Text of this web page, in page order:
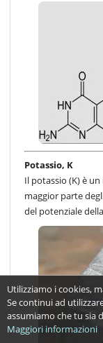
Potassio, K
Il potassio (K) è
maggior parte
del potenziale
Utilizziamo i cookies,
Se continui ad
assumiamo che tu sia
Maggiori informazioni